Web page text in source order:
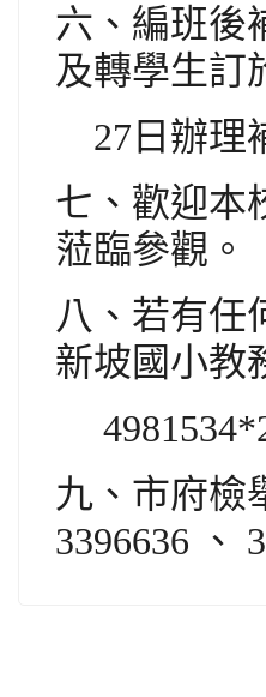
六、編班後
及轉學生訂
27 日辦理
七、歡迎本
蒞臨參觀。
八、若有任
新坡國小教
九、市府檢
3396636 、